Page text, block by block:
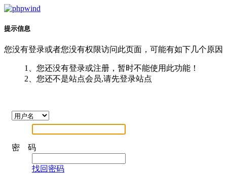
提示信息
您没有登录或者您没有权限访问此页面，可能有如下几个原因
1、您还没有登录或注册，暂时不能使用此功能！
2、您还不是站点会员,请先登录站点
密 码
找回密码